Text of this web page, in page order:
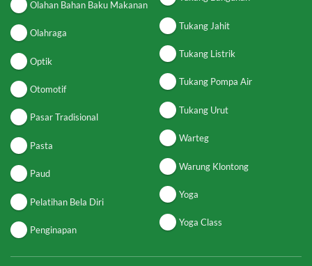
Olahan Bahan Baku Makanan
Olahraga
Optik
Otomotif
Pasar Tradisional
Pasta
Paud
Pelatihan Bela Diri
Penginapan
Tukang Jahit
Tukang Listrik
Tukang Pompa Air
Tukang Urut
Warteg
Warung Klontong
Yoga
Yoga Class